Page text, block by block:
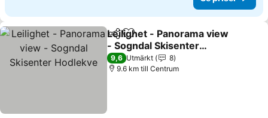
Dela Lägg till i Mina Favoriter
Leilighet - Panorama view
- Sogndal Skisenter
Hodlekve
9,6 Utmärkt
8
9.6 km till Centrum